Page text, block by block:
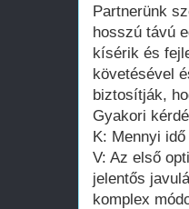
Partnerünk
hosszú távú
kísérik és
követésével
biztosítják,
Gyakori
K: Mennyi
V: Az első
jelentős
komplex